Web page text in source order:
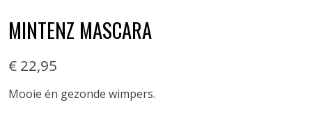
MINTENZ MASCARA
€ 22,95
Mooie én gezonde wimpers.